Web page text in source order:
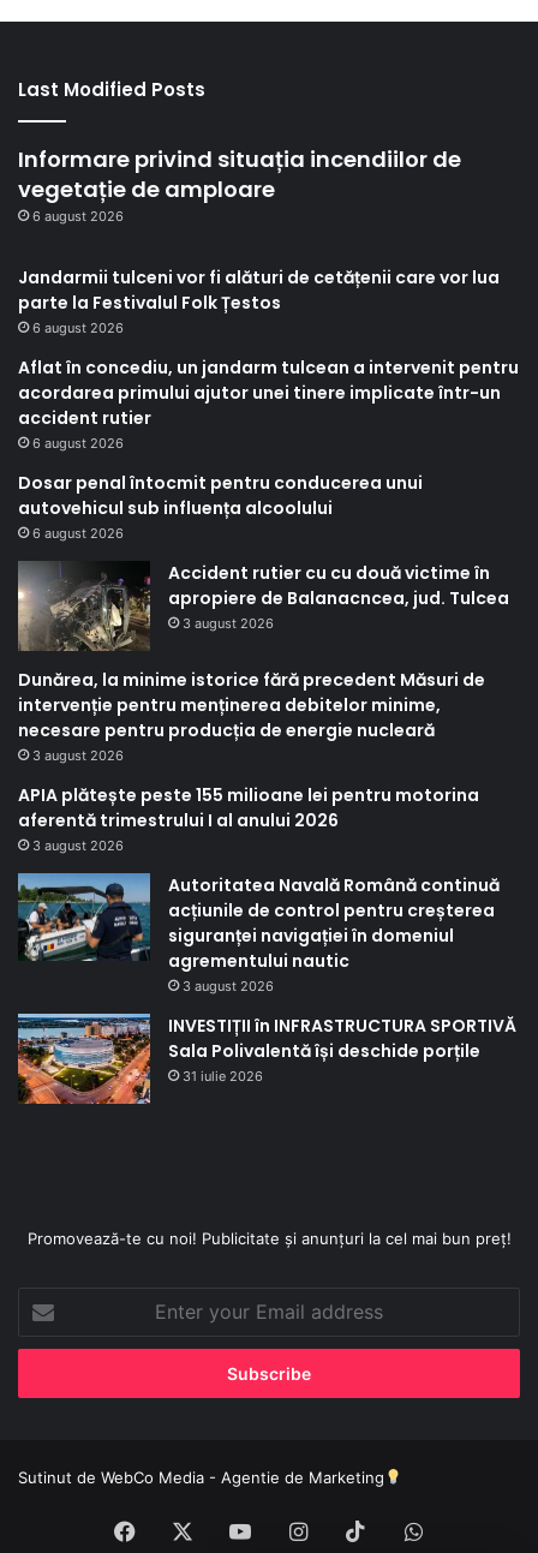
Last Modified Posts
Informare privind situația incendiilor de
vegetație de amploare
6 august 2026
Jandarmii tulceni vor fi alături de cetățenii care vor lua
parte la Festivalul Folk Țestos
6 august 2026
Aflat în concediu, un jandarm tulcean a intervenit pentru
acordarea primului ajutor unei tinere implicate într-un
accident rutier
6 august 2026
Dosar penal întocmit pentru conducerea unui
autovehicul sub influența alcoolului
6 august 2026
Accident rutier cu cu două victime în
apropiere de Balanacncea, jud. Tulcea
3 august 2026
Dunărea, la minime istorice fără precedent Măsuri de
intervenție pentru menținerea debitelor minime,
necesare pentru producția de energie nucleară
3 august 2026
APIA plătește peste 155 milioane lei pentru motorina
aferentă trimestrului I al anului 2026
3 august 2026
Autoritatea Navală Română continuă
acțiunile de control pentru creșterea
siguranței navigației în domeniul
agrementului nautic
3 august 2026
INVESTIȚII în INFRASTRUCTURA SPORTIVĂ
Sala Polivalentă își deschide porțile
31 iulie 2026
Promovează-te cu noi! Publicitate și anunțuri la cel mai bun preț!
your
Email
Sutinut de WebCo Media - Agentie de Marketing
Facebook YouTubeInstagram
TikTokWhatsApp